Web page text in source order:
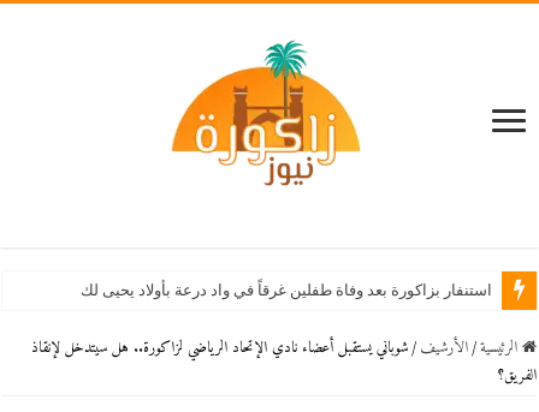
استنفار بزاكورة بعد وفاة طفلين غرقاً في واد درعة بأولاد يحيى لكراير
الرئيسية / اﻷرشيف / شوباني يستقبل أعضاء نادي الإتحاد الرياضي لزاكورة.. هل سيتدخل لإنقاذ
الفريق؟